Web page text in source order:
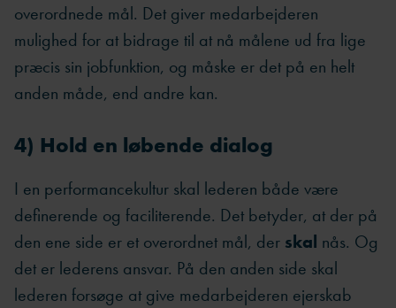
overordnede mål. Det giver medarbejderen
mulighed for at bidrage til at nå målene ud fra lige
præcis sin jobfunktion, og måske er det på en helt
anden måde, end andre kan.
4) Hold en løbende dialog
I en performancekultur skal lederen både være
definerende og faciliterende. Det betyder, at der på
den ene side er et overordnet mål, der skal nås. Og
det er lederens ansvar. På den anden side skal
lederen forsøge at give medarbejderen ejerskab